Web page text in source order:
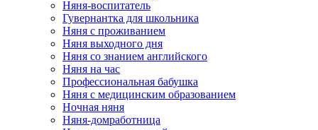
Няня-воспитатель
Гувернантка для школьника
Няня с проживанием
Няня выходного дня
Няня со знанием английского
Няня на час
Профессиональная бабушка
Няня с медицинским образованием
Ночная няня
Няня-домработница